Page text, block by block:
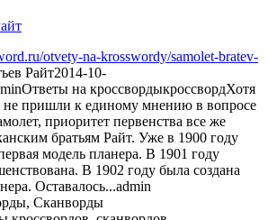
otvety-na-krosswordy/samolet-bratev-
Райт2014-10-
Ответы на кроссвордыкроссвордХотя
не пришли к единому мнению в вопросе
приоритет первенства все же
братьям Райт. Уже в 1900 году
модель планера. В 1901 году
В 1902 году была создана
Оставалось...admin
Сканворды